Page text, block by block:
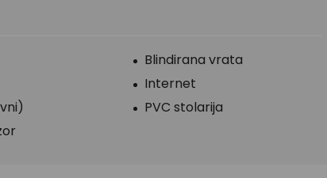
Blindirana vrata
Internet
PVC stolarija